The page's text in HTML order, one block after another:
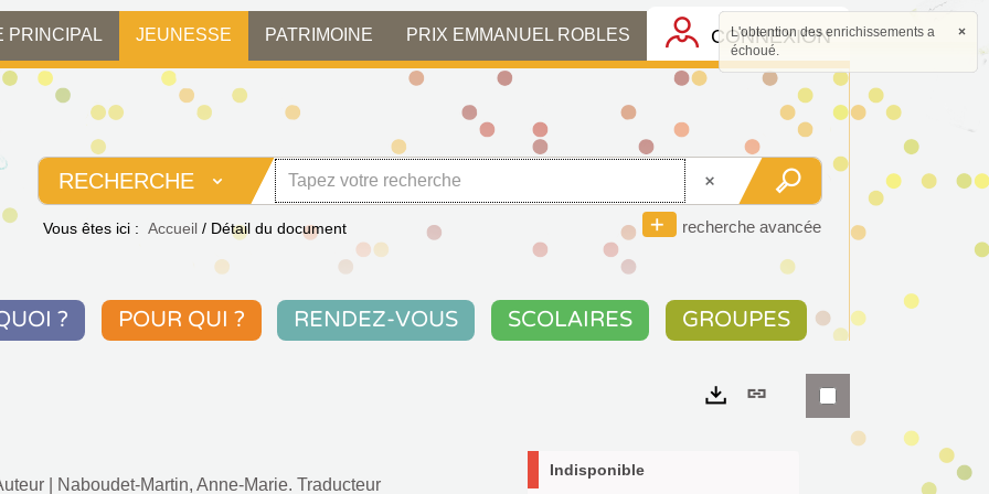
PRINCIPAL JEUNESSE PATRIMOINE PRIX EMMANUEL ROBLES CONNEXION
RECHERCHE
recherche avancée
Vous êtes ici : Accueil / Détail du document
? POUR QUI ? RENDEZ-VOUS SCOLAIRES GROUPES
Naboudet-Martin, Anne-Marie. Traducteur
Lien
permanent
Indisponible
×
L'obtention des enrichissements a
échoué.